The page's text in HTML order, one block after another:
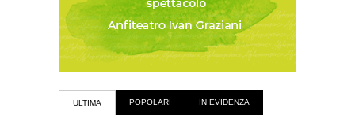
ULTIMA POPOLARI IN EVIDENZA